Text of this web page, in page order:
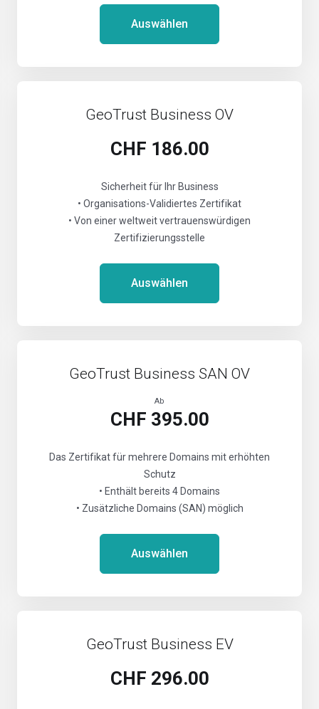
Auswählen
GeoTrust Business OV
CHF 186.00
Sicherheit für Ihr Business
• Organisations-Validiertes Zertifikat
• Von einer weltweit vertrauenswürdigen
Zertifizierungsstelle
Auswählen
GeoTrust Business SAN OV
Ab
CHF 395.00
Das Zertifikat für mehrere Domains mit erhöhten
Schutz
• Enthält bereits 4 Domains
• Zusätzliche Domains (SAN) möglich
Auswählen
GeoTrust Business EV
CHF 296.00